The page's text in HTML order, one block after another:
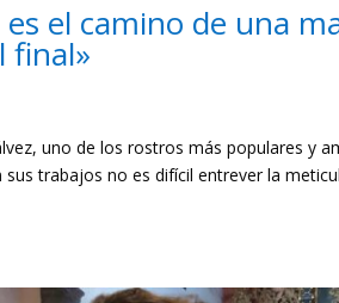
el camino de una
final»
uno de los rostros más populares y
trabajos no es difícil entrever la